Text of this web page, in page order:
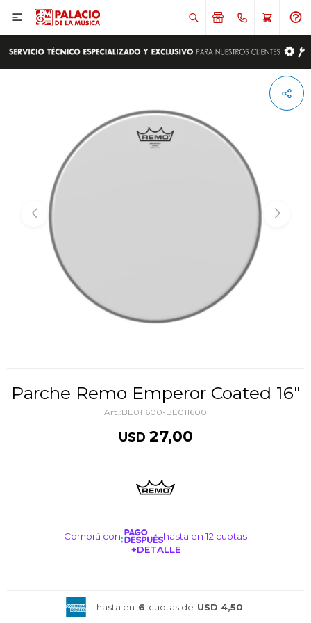

Parche Remo Emperor Coated 16"
BE011600-BE011600
USD 27,00
Comprá con
hasta en 12 cuotas
+DETALLE
hasta en 6 cuotas de USD 4,50